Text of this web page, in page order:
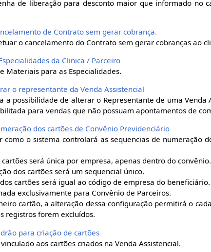
de liberação para desconto maior que informado no
de Contrato sem gerar cobrança.
o cancelamento do Contrato sem gerar cobranças ao
da Clinica / Parceiro
Materiais para as Especialidades.
o representante da Venda Assistencial
a possibilidade de alterar o Representante de uma Venda
para vendas que não possuam apontamentos de
dos cartões de Convênio Previdenciário
como o sistema controlará as sequencias de numeração
será única por empresa, apenas dentro do convênio.
dos cartões será um sequencial único.
cartões será igual ao código de empresa do beneficiário.
exclusivamente para Convênio de Parceiros.
cartão, a alteração dessa configuração permitirá o
registros forem excluídos.
para criação de cartões
aos cartões criados na Venda Assistencial.